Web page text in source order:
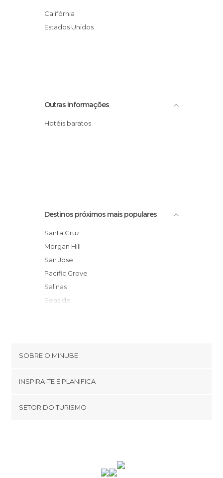
Califórnia
Estados Unidos
Outras informações
Hotéis baratos
Destinos próximos mais populares
Santa Cruz
Morgan Hill
San Jose
Pacific Grove
Salinas
Seaside
Carmel-by-the-Sea
Milpitas
Redwood City
SOBRE O MINUBE
Términos e Condições
INSPIRA-TE E PLANIFICA
SETOR DO TURISMO